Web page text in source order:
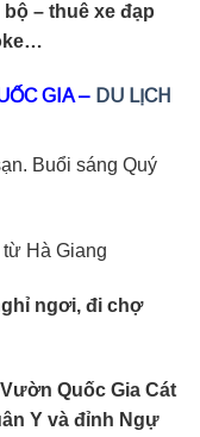
– thuê xe đạp
GIA – DU LỊCH
Buổi sáng Quý
ngơi, đi chợ
Quốc Gia Cát
Y và đỉnh Ngự